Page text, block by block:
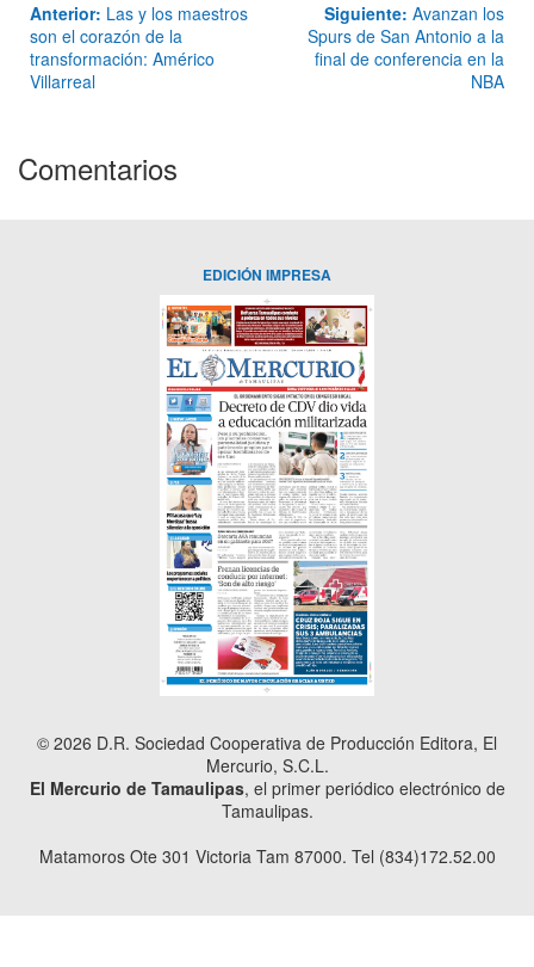
Anterior: Las y los maestros
son el corazón de la
transformación: Américo
Villarreal
Siguiente: Avanzan los
Spurs de San Antonio a la
final de conferencia en la
NBA
Comentarios
EDICIÓN IMPRESA
© 2026 D.R. Sociedad Cooperativa de Producción Editora, El
Mercurio, S.C.L.
El Mercurio de Tamaulipas, el primer periódico electrónico de
Tamaulipas.
Matamoros Ote 301 Victoria Tam 87000. Tel (834)172.52.00